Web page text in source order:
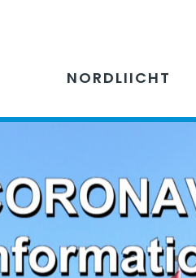
NORDLIICHT